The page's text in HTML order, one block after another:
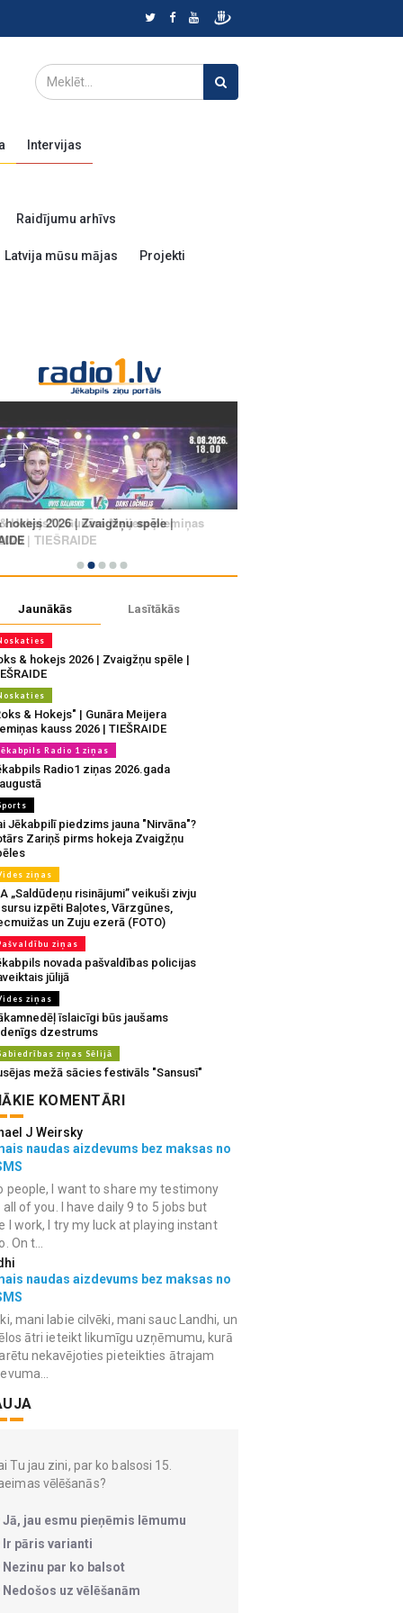
Intervijas
Raidījumu arhīvs
Latvija mūsu mājas Projekti
Jaunākās Lasītākās
& hokejs 2026 | Zvaigžņu spēle |
& Hokejs" | Gunāra Meijera
kauss 2026 | TIEŠRAIDE
Radio 1 ziņas
Radio1 ziņas 2026.gada
Jēkabpilī piedzims jauna "Nirvāna"?
Zariņš pirms hokeja Zvaigžņu
ziņas
„Saldūdeņu risinājumi” veikuši zivju
izpēti Baļotes, Vārzgūnes,
un Zuju ezerā (FOTO)
ziņas
novada pašvaldības policijas
jūlijā
ziņas
īslaicīgi būs jaušams
dzestrums
ziņas Sēlijā
mežā sācies festivāls "Sansusī"
KOMENTĀRI
J Weirsky
naudas aizdevums bez maksas no
people, I want to share my testimony
of you. I have daily 9 to 5 jobs but
I work, I try my luck at playing instant
On t...
naudas aizdevums bez maksas no
mani labie cilvēki, mani sauc Landhi, un
ātri ieteikt likumīgu uzņēmumu, kurā
nekavējoties pieteikties ātrajam
Tu jau zini, par ko balsosi 15.
vēlēšanās?
Jā, jau esmu pieņēmis lēmumu
Ir pāris varianti
Nezinu par ko balsot
Nedošos uz vēlēšanām